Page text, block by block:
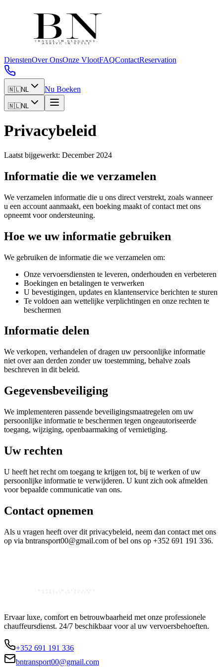
DienstenOver OnsOnze VlootFAQContactReservation
🇳🇱NL Nu Boeken
🇳🇱NL
Privacybeleid
Laatst bijgewerkt: December 2024
Informatie die we verzamelen
We verzamelen informatie die u ons direct verstrekt, zoals wanneer
u een account aanmaakt, een boeking maakt of contact met ons
opneemt voor ondersteuning.
Hoe we uw informatie gebruiken
We gebruiken de informatie die we verzamelen om:
Onze vervoersdiensten te leveren, onderhouden en verbeteren
Boekingen en betalingen te verwerken
U bevestigingen, updates en klantenservice berichten te sturen
Te voldoen aan wettelijke verplichtingen en onze rechten te
beschermen
Informatie delen
We verkopen, verhandelen of dragen uw persoonlijke informatie
niet over aan derden zonder uw toestemming, behalve zoals
beschreven in dit beleid.
Gegevensbeveiliging
We implementeren passende beveiligingsmaatregelen om uw
persoonlijke informatie te beschermen tegen ongeautoriseerde
toegang, wijziging, openbaarmaking of vernietiging.
Uw rechten
U heeft het recht om toegang te krijgen tot, bij te werken of uw
persoonlijke informatie te verwijderen. U kunt zich ook afmelden
voor bepaalde communicatie van ons.
Contact opnemen
Als u vragen heeft over dit privacybeleid, neem dan contact met ons
op via bntransport00@gmail.com of bel ons op +352 691 191 336.
Ervaar luxe, comfort en betrouwbaarheid met onze professionele
chauffeursdienst. 24/7 beschikbaar voor al uw vervoersbehoeften.
+352 691 191 336
bntransport00@gmail.com